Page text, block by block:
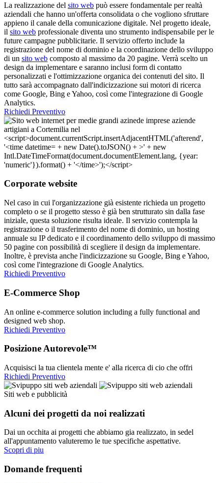
La realizzazione del sito web può essere fondamentale per realtà
aziendali che hanno un'offerta consolidata o che vogliono sfruttare
appieno il canale della comunicazione digitale. Nel progetto ideale,
il sito web professionale diventa uno strumento indispensabile per le
future campagne pubblicitarie. Il servizio offerto include la
registrazione del nome di dominio e la coordinazione dello sviluppo
di un sito web composto al massimo da 20 pagine. Verrà scelto un
design da implementare e saranno inclusi form di contatto
personalizzati e l'ottimizzazione organica dei contenuti del sito. Il
tutto sarà accompagnato dall'indicizzazione sui motori di ricerca
come Google, Bing e Yahoo, così come l'integrazione di Google
Analytics.
Richiedi Preventivo
Corporate website
Nel caso in cui l'organizzazione già esistente richieda un progetto
completo o se il progetto stesso è già ben strutturato sin dalla fase
iniziale, questa soluzione risulta ideale. Il servizio contempla la
registrazione o il trasferimento del nome di dominio, un hosting
annuale su IP dedicato e il coordinamento dello sviluppo di massimo
50 pagine con possibilità di scegliere il design da implementare.
Inoltre, è prevista anche l'indicizzazione su Google, Bing e Yahoo,
così come l'integrazione di Google Analytics.
Richiedi Preventivo
E-Commerce Shop
An online e-commerce solution including a fully functional and
designed web shop.
Richiedi Preventivo
Posizione Autorevole™
Acquisisci la tua clientela mente e' alla ricerca di cio che offri
Richiedi Preventivo
Siti web e pubblicità
Alcuni dei progetti da noi realizzati
Dai un occhita ai progetti che abbiamo gia realizzato, in sedel
all'appuntamento valuteremo le tue specifiche aspettative.
Scopri di piu
Domande frequenti